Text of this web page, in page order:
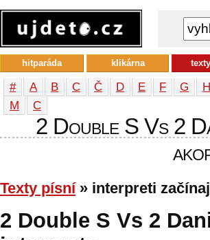
# A B C Č D E F G H
М
С
2 Double S Vs 2
Texty písní» interpreti
2 Double S Vs 2
hitparáda klikárna